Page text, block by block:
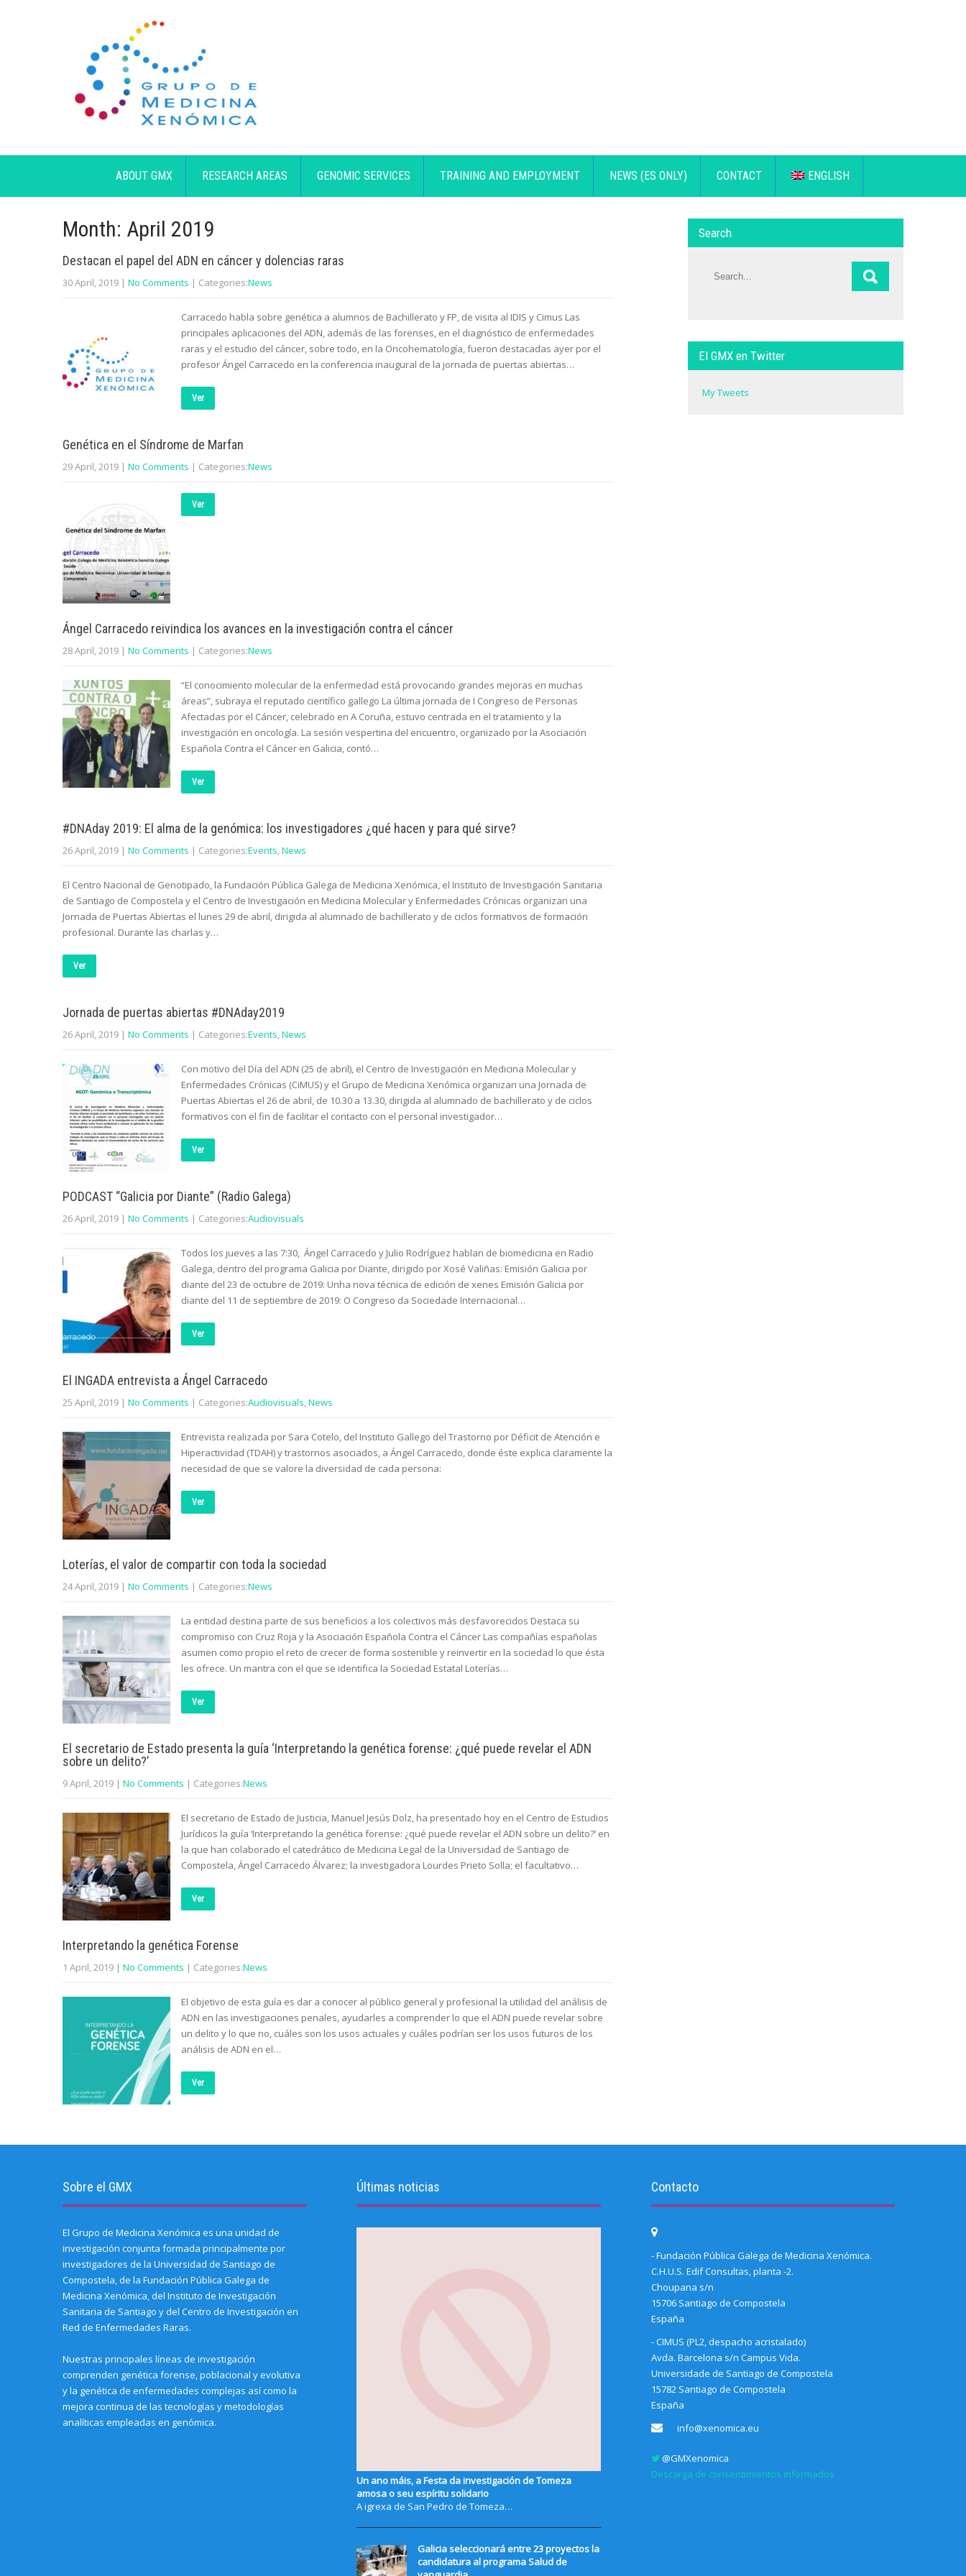
ABOUT GMX RESEARCH AREAS GENOMIC SERVICES TRAINING AND EMPLOYMENT NEWS (ES ONLY) CONTACT ENGLISH
Month: April 2019
Destacan el papel del ADN en cáncer y dolencias raras
30 April, 2019 | No Comments | Categories:News
Carracedo habla sobre genética a alumnos de Bachillerato y FP, de visita al IDIS y Cimus Las
principales aplicaciones del ADN, además de las forenses, en el diagnóstico de enfermedades
raras y el estudio del cáncer, sobre todo, en la Oncohematología, fueron destacadas ayer por el
profesor Ángel Carracedo en la conferencia inaugural de la jornada de puertas abiertas…
Ver
Genética en el Síndrome de Marfan
29 April, 2019 | No Comments | Categories:News
Ver
Ángel Carracedo reivindica los avances en la investigación contra el cáncer
28 April, 2019 | No Comments | Categories:News
“El conocimiento molecular de la enfermedad está provocando grandes mejoras en muchas
áreas”, subraya el reputado científico gallego La última jornada de I Congreso de Personas
Afectadas por el Cáncer, celebrado en A Coruña, estuvo centrada en el tratamiento y la
investigación en oncología. La sesión vespertina del encuentro, organizado por la Asociación
Española Contra el Cáncer en Galicia, contó…
Ver
#DNAday 2019: El alma de la genómica: los investigadores ¿qué hacen y para qué sirve?
26 April, 2019 | No Comments | Categories:Events,News
El Centro Nacional de Genotipado, la Fundación Pública Galega de Medicina Xenómica, el Instituto de Investigación Sanitaria
de Santiago de Compostela y el Centro de Investigación en Medicina Molecular y Enfermedades Crónicas organizan una
Jornada de Puertas Abiertas el lunes 29 de abril, dirigida al alumnado de bachillerato y de ciclos formativos de formación
profesional. Durante las charlas y…
Ver
Jornada de puertas abiertas #DNAday2019
26 April, 2019 | No Comments | Categories:Events,News
Con motivo del Día del ADN (25 de abril), el Centro de Investigación en Medicina Molecular y
Enfermedades Crónicas (CiMUS) y el Grupo de Medicina Xenómica organizan una Jornada de
Puertas Abiertas el 26 de abril, de 10.30 a 13.30, dirigida al alumnado de bachillerato y de ciclos
formativos con el fin de facilitar el contacto con el personal investigador…
Ver
PODCAST “Galicia por Diante” (Radio Galega)
26 April, 2019 | No Comments | Categories:Audiovisuals
Todos los jueves a las 7:30, Ángel Carracedo y Julio Rodríguez hablan de biomedicina en Radio
Galega, dentro del programa Galicia por Diante, dirigido por Xosé Valiñas: Emisión Galicia por
diante del 23 de octubre de 2019: Unha nova técnica de edición de xenes Emisión Galicia por
diante del 11 de septiembre de 2019: O Congreso da Sociedade Internacional…
Ver
El INGADA entrevista a Ángel Carracedo
25 April, 2019 | No Comments | Categories:Audiovisuals,News
Entrevista realizada por Sara Cotelo, del Instituto Gallego del Trastorno por Déficit de Atención e
Hiperactividad (TDAH) y trastornos asociados, a Ángel Carracedo, donde éste explica claramente la
necesidad de que se valore la diversidad de cada persona:
Ver
Loterías, el valor de compartir con toda la sociedad
24 April, 2019 | No Comments | Categories:News
La entidad destina parte de sus beneficios a los colectivos más desfavorecidos Destaca su
compromiso con Cruz Roja y la Asociación Española Contra el Cáncer Las compañías españolas
asumen como propio el reto de crecer de forma sostenible y reinvertir en la sociedad lo que ésta
les ofrece. Un mantra con el que se identifica la Sociedad Estatal Loterías…
Ver
El secretario de Estado presenta la guía ‘Interpretando la genética forense: ¿qué puede revelar el ADN
sobre un delito?’
9 April, 2019 | No Comments | Categories:News
El secretario de Estado de Justicia, Manuel Jesús Dolz, ha presentado hoy en el Centro de Estudios
Jurídicos la guía ‘Interpretando la genética forense: ¿qué puede revelar el ADN sobre un delito?’ en
la que han colaborado el catedrático de Medicina Legal de la Universidad de Santiago de
Compostela, Ángel Carracedo Álvarez; la investigadora Lourdes Prieto Solla; el facultativo…
Ver
Interpretando la genética Forense
1 April, 2019 | No Comments | Categories:News
El objetivo de esta guía es dar a conocer al público general y profesional la utilidad del análisis de
ADN en las investigaciones penales, ayudarles a comprender lo que el ADN puede revelar sobre
un delito y lo que no, cuáles son los usos actuales y cuáles podrían ser los usos futuros de los
análisis de ADN en el…
Ver
Search
El GMX en Twitter
My Tweets
Sobre el GMX
El Grupo de Medicina Xenómica es una unidad de
investigación conjunta formada principalmente por
investigadores de la Universidad de Santiago de
Compostela, de la Fundación Pública Galega de
Medicina Xenómica, del Instituto de Investigación
Sanitaria de Santiago y del Centro de Investigación en
Red de Enfermedades Raras.
Nuestras principales líneas de investigación
comprenden genética forense, poblacional y evolutiva
y la genética de enfermedades complejas así como la
mejora continua de las tecnologías y metodologías
analíticas empleadas en genómica.
Últimas noticias
Un ano máis, a Festa da investigación de Tomeza
amosa o seu espíritu solidario
A igrexa de San Pedro de Tomeza…
Galicia seleccionará entre 23 proyectos la
candidatura al programa Salud de
Contacto
- Fundación Pública Galega de Medicina Xenómica.
C.H.U.S. Edif Consultas, planta -2.
Choupana s/n
15706 Santiago de Compostela
España
- CIMUS (PL2, despacho acristalado)
Avda. Barcelona s/n Campus Vida.
Universidade de Santiago de Compostela
15782 Santiago de Compostela
España
info@xenomica.eu
@GMXenomica
Descarga de consentimientos informados